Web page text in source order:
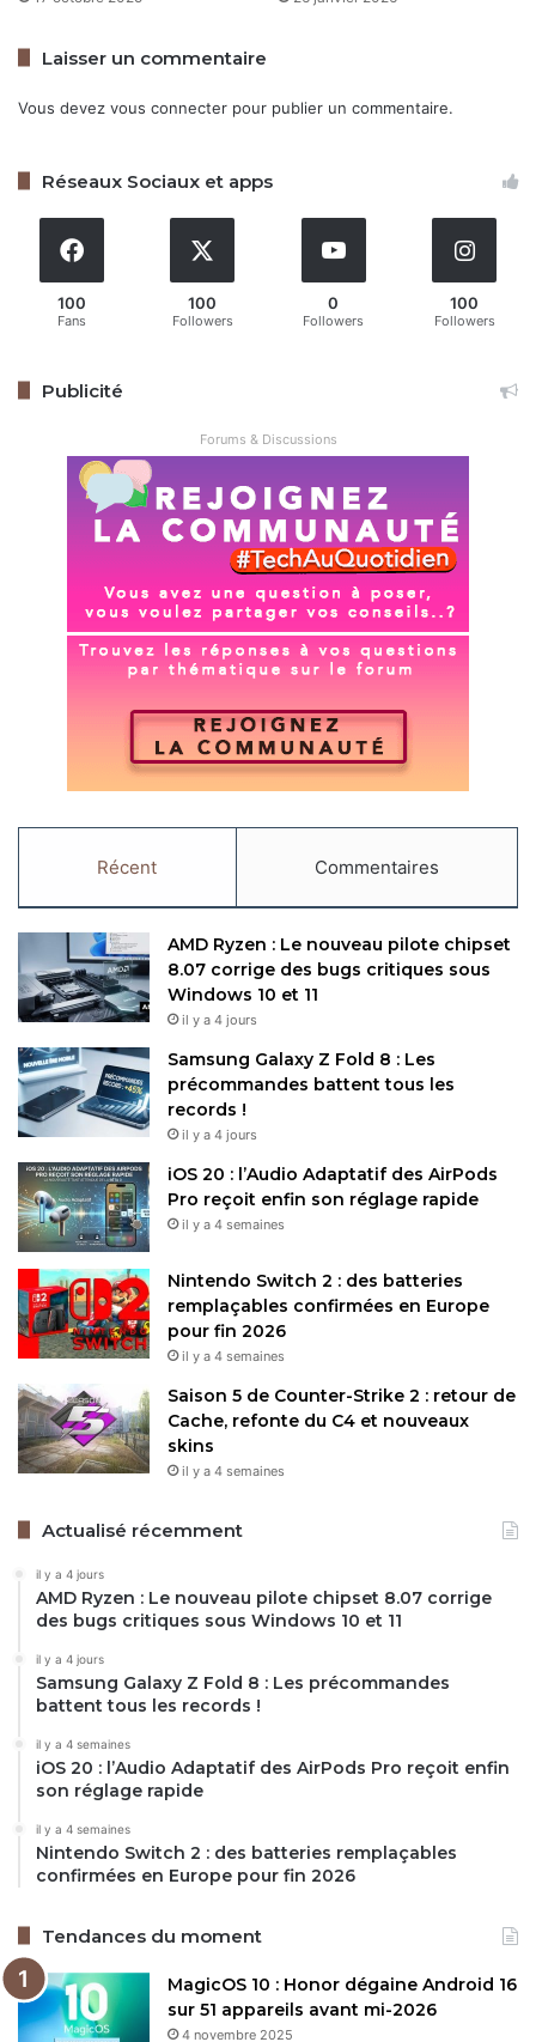
Laisser un commentaire
Vous devez vous connecter pour publier un commentaire.
Réseaux Sociaux et apps
100
Fans
100
Followers
0
Followers
100
Followers
Publicité
Forums & Discussions
Récent Commentaires
AMD Ryzen : Le nouveau pilote chipset
8.07 corrige des bugs critiques sous
Windows 10 et 11
il y a 4 jours
Samsung Galaxy Z Fold 8 : Les
précommandes battent tous les
records !
il y a 4 jours
iOS 20 : l’Audio Adaptatif des AirPods
Pro reçoit enfin son réglage rapide
il y a 4 semaines
Nintendo Switch 2 : des batteries
remplaçables confirmées en Europe
pour fin 2026
il y a 4 semaines
Saison 5 de Counter-Strike 2 : retour de
Cache, refonte du C4 et nouveaux
skins
il y a 4 semaines
Actualisé récemment
il y a 4 jours
AMD Ryzen : Le nouveau pilote chipset 8.07 corrige
des bugs critiques sous Windows 10 et 11
il y a 4 jours
Samsung Galaxy Z Fold 8 : Les précommandes
battent tous les records !
il y a 4 semaines
iOS 20 : l’Audio Adaptatif des AirPods Pro reçoit enfin
son réglage rapide
il y a 4 semaines
Nintendo Switch 2 : des batteries remplaçables
confirmées en Europe pour fin 2026
Tendances du moment
MagicOS 10 : Honor dégaine Android 16
sur 51 appareils avant mi-2026
4 novembre 2025